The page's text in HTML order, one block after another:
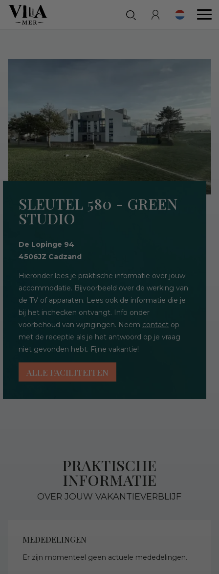
SLEUTEL 580 - GREEN
STUDIO
De Lopinge 94
4506JZ Cadzand
Hieronder lees je praktische informatie over jouw
accommodatie. Bijvoorbeeld over de werking van
de TV of apparaten. Lees ook de informatie die je
bij het inchecken ontvangt. Info onder
voorbehoud van wijzigingen. Neem contact op
met de receptie als je het antwoord op je vraag
niet gevonden hebt. Fijne vakantie!
ALLE FACILITEITEN
PRAKTISCHE
INFORMATIE
OVER JOUW VAKANTIEVERBLIJF
MEDEDELINGEN
Er zijn momenteel geen actuele mededelingen.